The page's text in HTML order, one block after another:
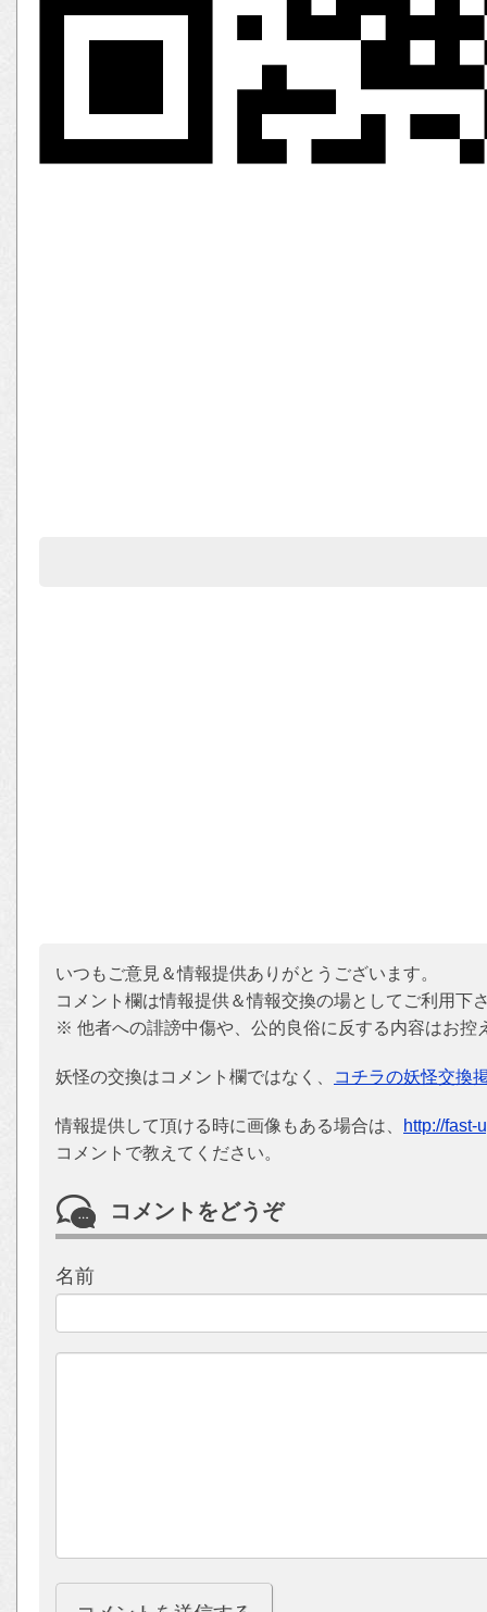
いつもご意見＆情報提供ありがとうございます。
コメント欄は情報提供＆情報交換の場としてご利用下
※ 他者への誹謗中傷や、公的良俗に反する内容はお控
妖怪の交換はコメント欄ではなく、 コチラの妖怪交換
情報提供して頂ける時に画像もある場合は、
http://fast-
コメントで教えてください。
コメントをどうぞ
名前